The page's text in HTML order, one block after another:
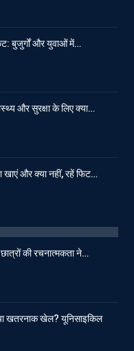
बुजुर्गों और युवाओं में…
और सुरक्षा के लिए क्या…
खाएं और क्या नहीं, रहें फिट…
छात्रों की रचनात्मकता ने…
खतरनाक खेल? यूनिसाइकिल